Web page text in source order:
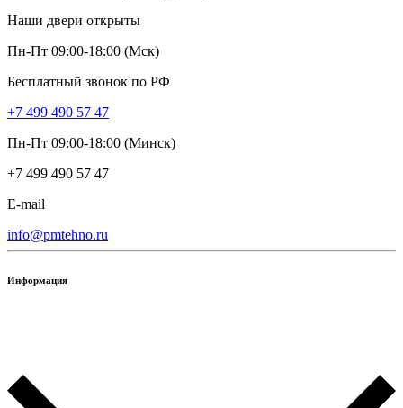
Наши двери открыты
Пн-Пт 09:00-18:00 (Мск)
Бесплатный звонок по РФ
+7 499 490 57 47
Пн-Пт 09:00-18:00 (Минск)
+7 499 490 57 47
E-mail
info@pmtehno.ru
Информация